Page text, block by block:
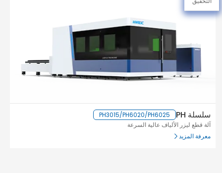
سلسلة PH
PH3015/PH6020/PH6025
آلة قطع ليزر الألياف عالية السرعة
معرفة المزيد